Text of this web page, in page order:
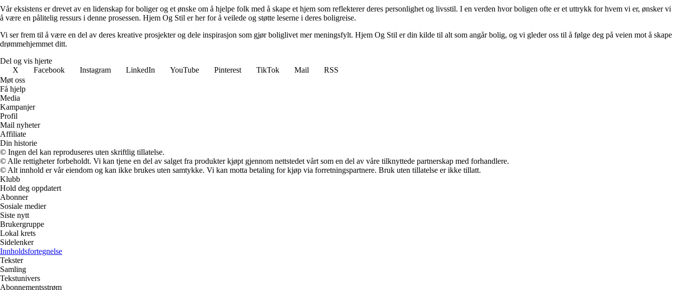
Vår eksistens er drevet av en lidenskap for boliger og et ønske om å hjelpe folk med å skape et hjem som reflekterer deres personlighet og livsstil. I en verden hvor boligen ofte er et uttrykk for hvem vi er, ønsker vi
å være en pålitelig ressurs i denne prosessen. Hjem Og Stil er her for å veilede og støtte leserne i deres boligreise.
Vi ser frem til å være en del av deres kreative prosjekter og dele inspirasjon som gjør boliglivet mer meningsfylt. Hjem Og Stil er din kilde til alt som angår bolig, og vi gleder oss til å følge deg på veien mot å skape
drømmehjemmet ditt.
Del og vis hjerte
X
Facebook Instagram LinkedIn YouTube Pinterest TikTok Mail
RSS
Møt oss
Få hjelp
Media
Kampanjer
Profil
Mail nyheter
Affiliate
Din historie
© Ingen del kan reproduseres uten skriftlig tillatelse.
© Alle rettigheter forbeholdt. Vi kan tjene en del av salget fra produkter kjøpt gjennom nettstedet vårt som en del av våre tilknyttede partnerskap med forhandlere.
© Alt innhold er vår eiendom og kan ikke brukes uten samtykke. Vi kan motta betaling for kjøp via forretningspartnere. Bruk uten tillatelse er ikke tillatt.
Klubb
Hold deg oppdatert
Abonner
Sosiale medier
Siste nytt
Brukergruppe
Lokal krets
Sidelenker
Innholdsfortegnelse
Tekster
Samling
Tekstunivers
Abonnementsstrøm